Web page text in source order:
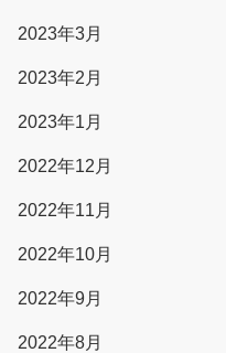
2023年3月
2023年2月
2023年1月
2022年12月
2022年11月
2022年10月
2022年9月
2022年8月